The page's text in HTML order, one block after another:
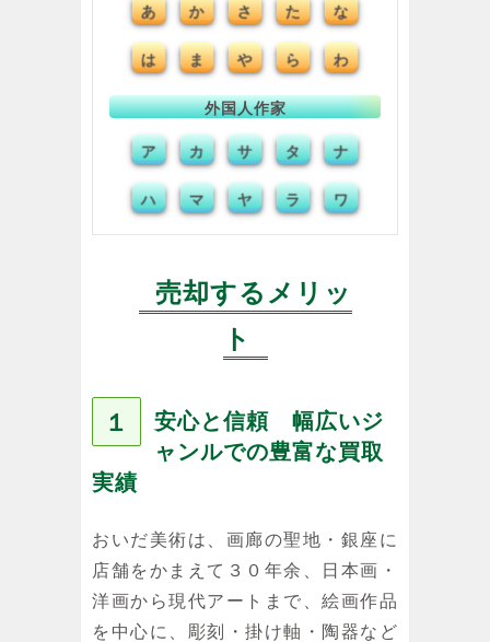
あ か さ た な
は ま や ら わ
外国人作家
ア カ サ タ ナ
ハ マ ヤ ラ ワ
売却するメリッ
ト
１
安心と信頼 幅広いジ
ャンルでの豊富な買取
実績
おいだ美術は、画廊の聖地・銀座に
店舗をかまえて３０年余、日本画・
洋画から現代アートまで、絵画作品
を中心に、彫刻・掛け軸・陶器など